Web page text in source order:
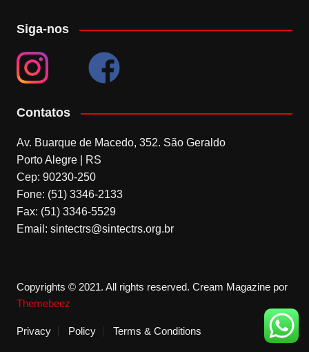
Siga-nos
Contatos
Av. Buarque de Macedo, 352. São Geraldo
Porto Alegre | RS
Cep: 90230-250
Fone: (51) 3346-2133
Fax: (51) 3346-5529
Email: sintectrs@sintectrs.org.br
Copyrights © 2021. All rights reserved. Cream Magazine por
Themebeez
Privacy Policy Terms & Conditions